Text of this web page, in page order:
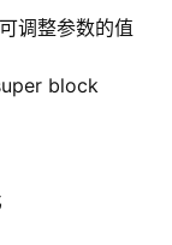
调整参数的值
block